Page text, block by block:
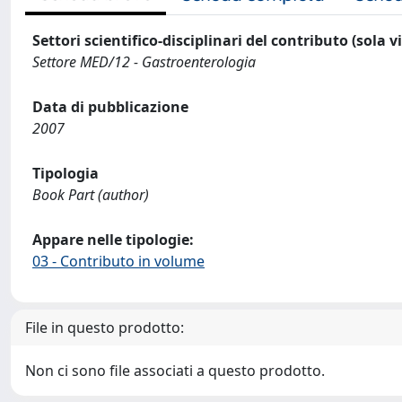
Settori scientifico-disciplinari del contributo (sola
Settore MED/12 - Gastroenterologia
Data di pubblicazione
2007
Tipologia
Book Part (author)
Appare nelle tipologie:
03 - Contributo in volume
File in questo prodotto:
Non ci sono file associati a questo prodotto.